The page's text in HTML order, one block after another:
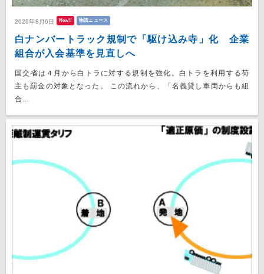
2026年8月6日 New!! 物流ニュース
白ナンバートラック規制で「駆け込み寺」化 企業
組合が入会基準を見直しへ
国交省は４月から白トラに対する規制を強化。白トラを利用する荷
主も罰金の対象となった。 この流れから、「名義貸し車両からも組
合...